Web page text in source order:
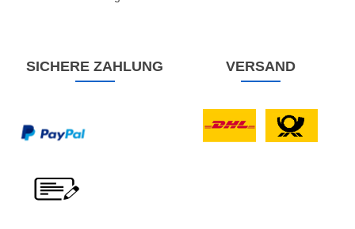
SICHERE ZAHLUNG VERSAND